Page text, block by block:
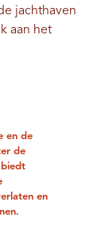
jachthaven
aan het
en de
de
biedt
en